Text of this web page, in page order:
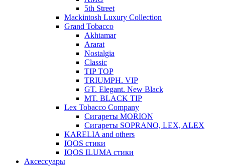
5th Street
Mackintosh Luxury Collection
Grand Tobacco
Akhtamar
Ararat
Nostalgia
Classic
TIP TOP
TRIUMPH. VIP
GT. Elegant. New Black
MT. BLACK TIP
Lex Tobacco Company
Сигареты MORION
Сигареты SOPRANO, LEX, ALEX
KARELIA and others
IQOS стики
IQOS ILUMA стики
Аксессуары